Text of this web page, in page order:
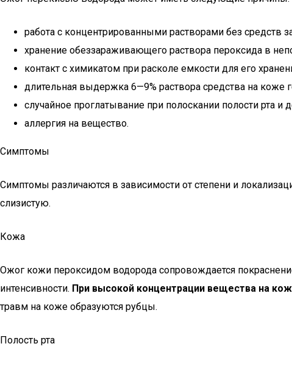
работа с концентрированными растворами без средств
хранение обеззараживающего раствора пероксида в
контакт с химикатом при расколе емкости для его
длительная выдержка 6—9% раствора средства на коже
случайное проглатывание при полоскании полости рта и
аллергия на вещество.
Симптомы
Симптомы различаются в зависимости от степени и
слизистую.
Кожа
Ожог кожи пероксидом водорода сопровождается
интенсивности. При высокой концентрации вещества на
травм на коже образуются рубцы.
Полость рта